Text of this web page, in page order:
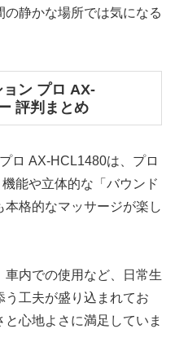
静かな場所では気になる
ン プロ AX-
評判まとめ
ロ AX-HCL1480は、プロ
能や立体的な「バウンド
格的なマッサージが楽し
車内での使用など、日常生
工夫が盛り込まれてお
心地よさに満足していま